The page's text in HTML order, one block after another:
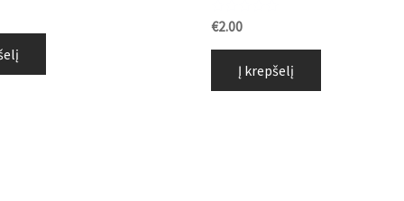
Įvertinimas:
iš
€2.00
Į krepšelį